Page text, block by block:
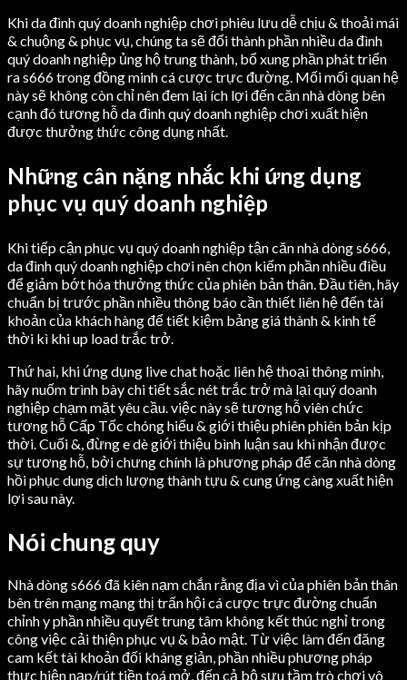
Khi da đình quý doanh nghiệp chơi phiêu lưu dễ chịu & thoải mái
& chuộng & phục vụ, chúng ta sẽ đổi thành phần nhiều da đình
quý doanh nghiệp ủng hộ trung thành, bổ xung phần phát triển
ra s666 trong đồng minh cá cược trực đường. Mối mối quan hệ
này sẽ không còn chỉ nên đem lại ích lợi đến căn nhà dòng bên
cạnh đó tương hỗ da đình quý doanh nghiệp chơi xuất hiện
được thưởng thức công dụng nhất.
Những cân nặng nhắc khi ứng dụng
phục vụ quý doanh nghiệp
Khi tiếp cận phục vụ quý doanh nghiệp tận căn nhà dòng s666,
da đình quý doanh nghiệp chơi nên chọn kiếm phần nhiều điều
để giảm bớt hóa thưởng thức của phiên bản thân. Đầu tiên, hãy
chuẩn bị trước phần nhiều thông báo cần thiết liên hệ đến tài
khoản của khách hàng để tiết kiệm bảng giá thành & kinh tế
thời kì khi up load trắc trở.
Thứ hai, khi ứng dụng live chat hoặc liên hệ thoại thông minh,
hãy nuốm trình bày chi tiết sắc nét trắc trở mà lại quý doanh
nghiệp chạm mặt yêu cầu. việc này sẽ tương hỗ viên chức
tương hỗ Cấp Tốc chóng hiểu & giới thiệu phiên phiên bản kịp
thời. Cuối &, đừng e dè giới thiệu bình luận sau khi nhận được
sự tương hỗ, bởi chưng chính là phương pháp để căn nhà dòng
hồi phục dung dịch lượng thành tựu & cung ứng càng xuất hiện
lợi sau này.
Nói chung quy
Nhà dòng s666 đã kiên nạm chắn rằng địa vì của phiên bản thân
bên trên mạng mạng thị trấn hội cá cược trực đường chuẩn
chỉnh y phần nhiều quyết trung tâm không kết thúc nghỉ trong
công việc cải thiện phục vụ & bảo mật. Từ việc làm đến đăng
cam kết tài khoản đối kháng giản, phần nhiều phương pháp
thực hiện nạp/rút tiền toá mở, đến cả bộ sưu tầm trò chơi vô